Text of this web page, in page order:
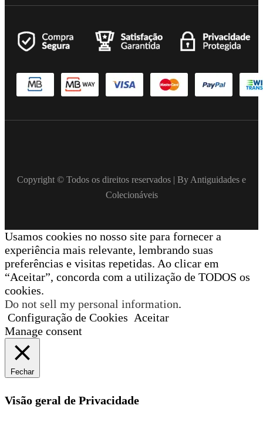
Copyright © Todos os direitos reservados | By Antiguidades e
Colecionáveis
Usamos cookies no nosso site para fornecer a
experiência mais relevante, lembrando suas
preferências e visitas repetidas. Ao clicar em
“Aceitar”, concorda com a utilização de TODOS os
cookies.
Do not sell my personal information.
Configuração de Cookies Aceitar
Manage consent
Fechar
Visão geral de Privacidade